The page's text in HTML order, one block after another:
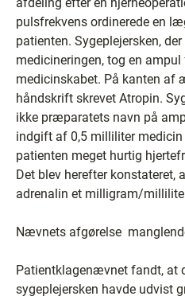
pulsfrekvens ordinerede en
patienten. Sygeplejersken,
medicineringen, tog en
medicinskabet. På kanten af
håndskrift skrevet Atropin.
ikke præparatets navn på
indgift af 0,5 milliliter
patienten meget hurtig
Det blev herefter konstateret,
adrenalin et milligram/
Nævnets afgørelse
Patientklagenævnet fandt, at
sygeplejersken havde udvist